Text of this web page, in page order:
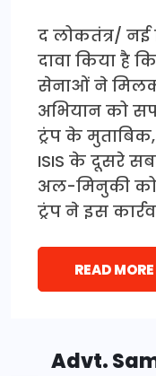
द लोकतंत्र/ नई
दावा किया है
सेनाओं ने
अभियान को
ट्रंप के
ISIS के दूसरे
अल-मिनुकी को
ट्रंप ने इस
READ MORE
Advt.